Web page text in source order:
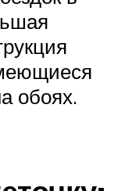
обоях.